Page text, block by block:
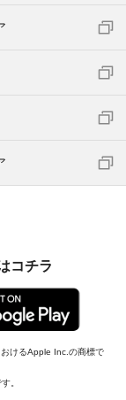
コチラ
けるApple Inc.の商標で
。